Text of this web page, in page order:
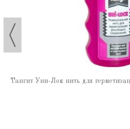
Тангит Уни-Лок нить для